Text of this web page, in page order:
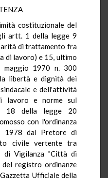
costituzionale del
artt. 1 della legge 9
di trattamento fra
di lavoro) e 15, ultimo
maggio 1970 n. 300
libertà e dignità dei
e dell'attività
lavoro e norme sul
18 della legge 20
con l'ordinanza
1978 dal Pretore di
civile vertente tra
di Vigilanza "Città di
registro ordinanze
Ufficiale della